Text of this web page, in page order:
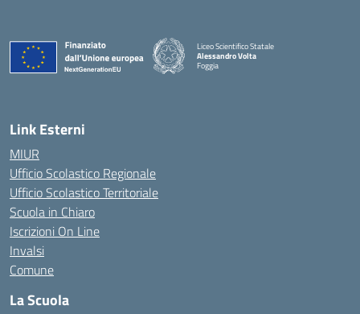
Liceo Scientifico Statale
Alessandro Volta
Foggia
— Visita la pagina iniziale della scuola
Link Esterni
MIUR
Ufficio Scolastico Regionale
Ufficio Scolastico Territoriale
Scuola in Chiaro
Iscrizioni On Line
Invalsi
Comune
La Scuola